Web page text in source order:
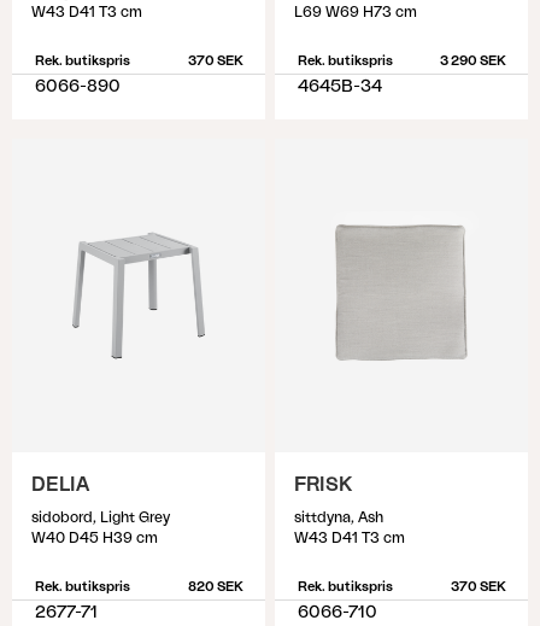
W43 D41 T3 cm
Rek. butikspris 370 SEK
6066-890
L69 W69 H73 cm
Rek. butikspris 3 290 SEK
4645B-34
DELIA
sidobord, Light Grey
W40 D45 H39 cm
Rek. butikspris 820 SEK
2677-71
FRISK
sittdyna, Ash
W43 D41 T3 cm
Rek. butikspris 370 SEK
6066-710